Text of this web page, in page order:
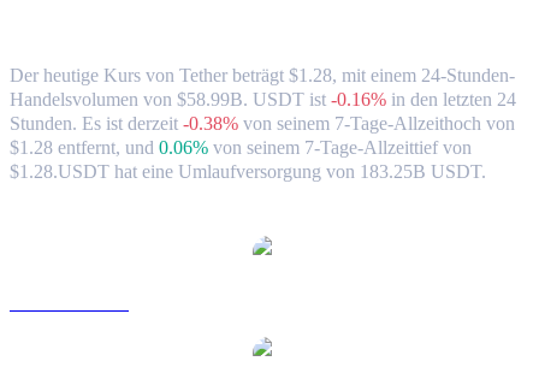
Der heutige Kurs von Tether beträgt $1.28, mit einem 24-Stunden-
Handelsvolumen von $58.99B. USDT ist -0.16% in den letzten 24
Stunden. Es ist derzeit -0.38% von seinem 7-Tage-Allzeithoch von
$1.28 entfernt, und 0.06% von seinem 7-Tage-Allzeittief von
$1.28.USDT hat eine Umlaufversorgung von 183.25B USDT.